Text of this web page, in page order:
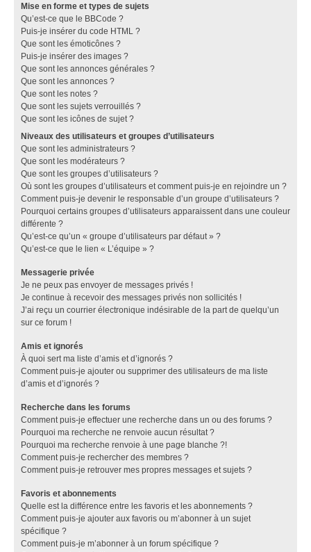
Mise en forme et types de sujets
Qu’est-ce que le BBCode ?
Puis-je insérer du code HTML ?
Que sont les émoticônes ?
Puis-je insérer des images ?
Que sont les annonces générales ?
Que sont les annonces ?
Que sont les notes ?
Que sont les sujets verrouillés ?
Que sont les icônes de sujet ?
Niveaux des utilisateurs et groupes d’utilisateurs
Que sont les administrateurs ?
Que sont les modérateurs ?
Que sont les groupes d’utilisateurs ?
Où sont les groupes d’utilisateurs et comment puis-je en rejoindre un ?
Comment puis-je devenir le responsable d’un groupe d’utilisateurs ?
Pourquoi certains groupes d’utilisateurs apparaissent dans une couleur
différente ?
Qu’est-ce qu’un « groupe d’utilisateurs par défaut » ?
Qu’est-ce que le lien « L’équipe » ?
Messagerie privée
Je ne peux pas envoyer de messages privés !
Je continue à recevoir des messages privés non sollicités !
J’ai reçu un courrier électronique indésirable de la part de quelqu’un
sur ce forum !
Amis et ignorés
À quoi sert ma liste d’amis et d’ignorés ?
Comment puis-je ajouter ou supprimer des utilisateurs de ma liste
d’amis et d’ignorés ?
Recherche dans les forums
Comment puis-je effectuer une recherche dans un ou des forums ?
Pourquoi ma recherche ne renvoie aucun résultat ?
Pourquoi ma recherche renvoie à une page blanche ?!
Comment puis-je rechercher des membres ?
Comment puis-je retrouver mes propres messages et sujets ?
Favoris et abonnements
Quelle est la différence entre les favoris et les abonnements ?
Comment puis-je ajouter aux favoris ou m’abonner à un sujet
spécifique ?
Comment puis-je m’abonner à un forum spécifique ?